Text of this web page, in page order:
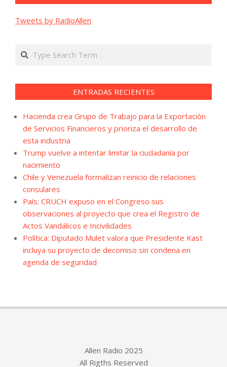
Tweets by RadioAllen
Search
ENTRADAS RECIENTES
Hacienda crea Grupo de Trabajo para la Exportación
de Servicios Financieros y prioriza el desarrollo de
esta industria
Trump vuelve a intentar limitar la ciudadanía por
nacimiento
Chile y Venezuela formalizan reinicio de relaciones
consulares
País: CRUCH expuso en el Congreso sus
observaciones al proyecto que crea el Registro de
Actos Vandálicos e Incivilidades
Política: Diputado Mulet valora que Presidente Kast
incluya su proyecto de decomiso sin condena en
agenda de seguridad
Allen Radio 2025
All Rigths Reserved